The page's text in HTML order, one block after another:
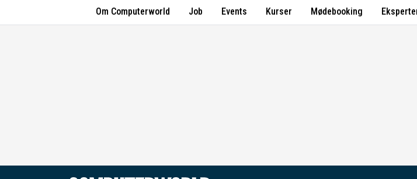
Om Computerworld Job Events Kurser Mødebooking